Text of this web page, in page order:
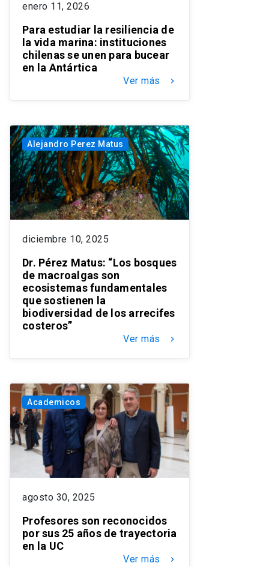
enero 11, 2026
Para estudiar la resiliencia de
la vida marina: instituciones
chilenas se unen para bucear
en la Antártica
Ver más keyboard_arrow_right
Alejandro Perez Matus
diciembre 10, 2025
Dr. Pérez Matus: “Los bosques
de macroalgas son
ecosistemas fundamentales
que sostienen la
biodiversidad de los arrecifes
costeros”
Ver más keyboard_arrow_right
Academicos
agosto 30, 2025
Profesores son reconocidos
por sus 25 años de trayectoria
en la UC
Ver más keyboard_arrow_right